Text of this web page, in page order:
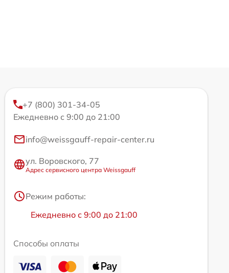
+7 (800) 301-34-05
Ежедневно с 9:00 до 21:00
info@weissgauff-repair-center.ru
ул. Воровского, 77
Адрес сервисного центра Weissgauff
Режим работы:
Ежедневно с 9:00 до 21:00
Способы оплаты